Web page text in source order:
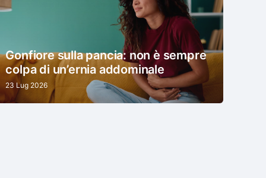
Gonfiore sulla pancia: non è sempre
colpa di un’ernia addominale
23 Lug 2026